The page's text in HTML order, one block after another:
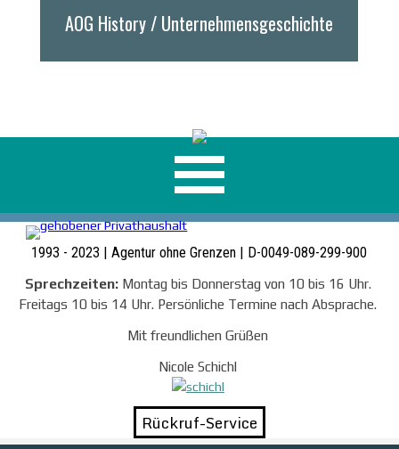
AOG History / Unternehmensgeschichte
1993 - 2023 | Agentur ohne Grenzen | D-0049-089-299-900
Sprechzeiten: Montag bis Donnerstag von 10 bis 16 Uhr.
Freitags 10 bis 14 Uhr. Persönliche Termine nach Absprache.
Mit freundlichen Grüßen
Nicole Schichl
Rückruf-Service